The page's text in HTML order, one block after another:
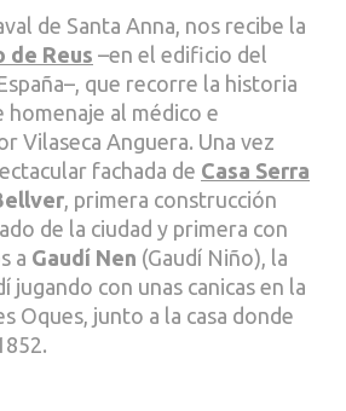
de Santa Anna, nos recibe la
de Reus –en el edificio del
que recorre la historia
homenaje al médico e
Vilaseca Anguera. Una vez
fachada de Casa Serra
, primera construcción
de la ciudad y primera con
a Gaudí Nen (Gaudí Niño), la
jugando con unas canicas en la
Oques, junto a la casa donde